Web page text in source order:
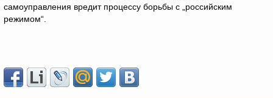
самоуправления вредит процессу борьбы с „российским
режимом“.